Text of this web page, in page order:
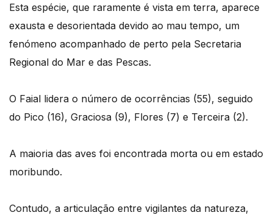
Esta espécie, que raramente é vista em terra, aparece
exausta e desorientada devido ao mau tempo, um
fenómeno acompanhado de perto pela Secretaria
Regional do Mar e das Pescas.
O Faial lidera o número de ocorrências (55), seguido
do Pico (16), Graciosa (9), Flores (7) e Terceira (2).
A maioria das aves foi encontrada morta ou em estado
moribundo.
Contudo, a articulação entre vigilantes da natureza,